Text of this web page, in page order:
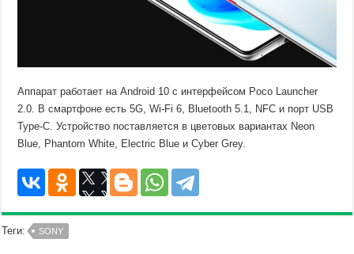
Аппарат работает на Android 10 с интерфейсом Poco Launcher
2.0. В смартфоне есть 5G, Wi-Fi 6, Bluetooth 5.1, NFC и порт USB
Type-C. Устройство поставляется в цветовых вариантах Neon
Blue, Phantom White, Electric Blue и Cyber ​​Grey.
Теги: SONY